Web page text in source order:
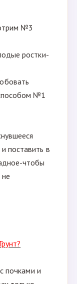
и ростки
№3
ростки-
чтобы